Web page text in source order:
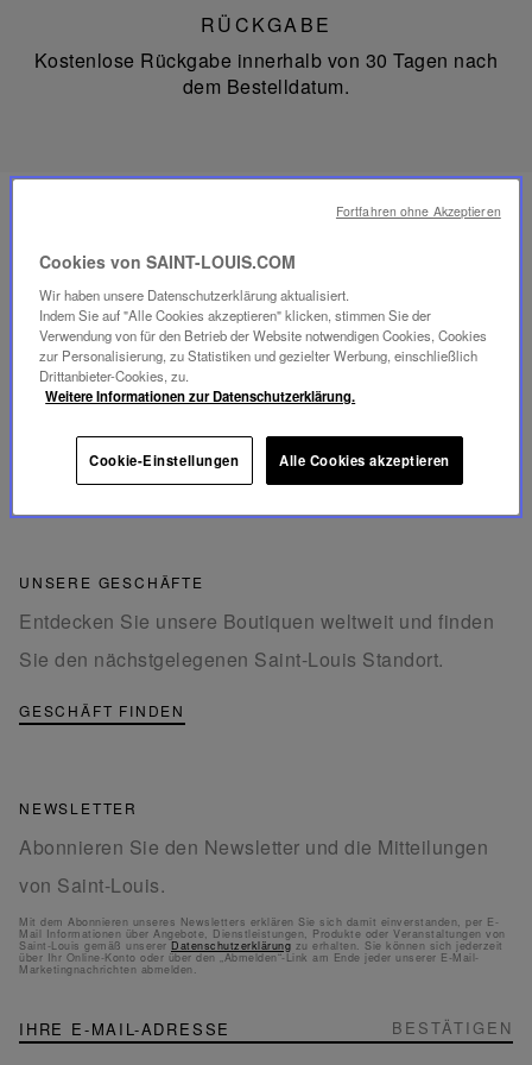
RÜCKGABE
Kostenlose Rückgabe innerhalb von 30 Tagen nach
dem Bestelldatum.
KONTAKT
Unser Kundenservice steht Ihnen von Montag bis
Freitag zwischen 10:00 und 18:00 Uhr für Ihre Online-
Bestellungen zur Verfügung.
Telefonisch unter+33 1 49 42 42 63.
WhatsApp unter+33 7 89 41 73 31.
KONTAKTIEREN SIE UNS
UNSERE GESCHÄFTE
Entdecken Sie unsere Boutiquen weltweit und finden
Sie den nächstgelegenen Saint-Louis Standort.
GESCHÄFT FINDEN
NEWSLETTER
Abonnieren Sie den Newsletter und die Mitteilungen
von Saint-Louis.
Mit dem Abonnieren unseres Newsletters erklären Sie sich damit einverstanden, per E-
Mail Informationen über Angebote, Dienstleistungen, Produkte oder Veranstaltungen von
Saint-Louis gemäß unserer Datenschutzerklärung zu erhalten. Sie können sich jederzeit
über Ihr Online-Konto oder über den „Abmelden“-Link am Ende jeder unserer E-Mail-
Marketingnachrichten abmelden.
NEWSLETTER
Melden
Sie
BESTÄTIGEN
Cookies von SAINT-LOUIS.COM
Wir haben unsere Datenschutzerklärung aktualisiert.
Indem Sie auf "Alle Cookies akzeptieren" klicken, stimmen Sie der
Verwendung von für den Betrieb der Website notwendigen Cookies, Cookies
zur Personalisierung, zu Statistiken und gezielter Werbung, einschließlich
Drittanbieter-Cookies, zu.
Weitere Informationen zur Datenschutzerklärung.
Cookie-Einstellungen Alle Cookies akzeptieren
Fortfahren ohne Akzeptieren